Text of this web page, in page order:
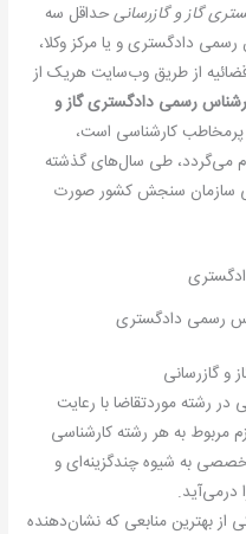
گاز و گازرسانیحداقل سه
رسمی دادگستری و یا مرکز وکلا،
از طریق وب‌سایت هریک از
رسمی دادگستری گاز و
پرمخاطب کارشناسی است،
می‌گردد، طی سال‌های گذشته
سازمان سنجش کشور صورت
رسمی دادگستری
و گازرسانی
در رشته موردتقاضا با رعایت
مربوط به هر رشته کارشناسی
به شیوه چندگزینه‌ای و
درمی‌آید.
بهترین منابعی که نشان‌دهنده